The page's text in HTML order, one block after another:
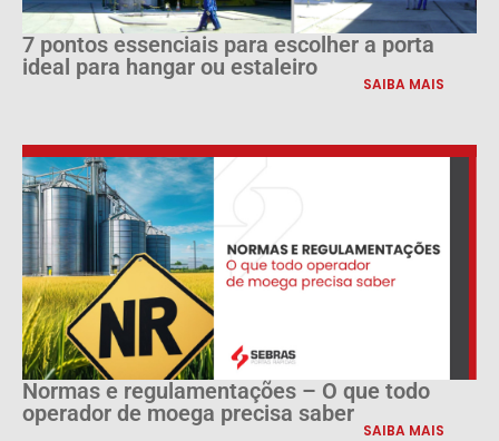
7 pontos essenciais para escolher a porta
ideal para hangar ou estaleiro
SAIBA MAIS
Normas e regulamentações – O que todo
operador de moega precisa saber
SAIBA MAIS